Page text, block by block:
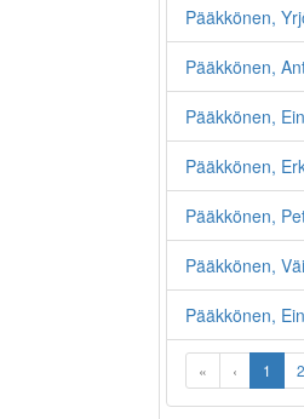
Pääkkönen,
Pääkkönen,
Pääkkönen,
Pääkkönen,
Pääkkönen,
Pääkkönen,
Pääkkönen,
« ‹ 1 2